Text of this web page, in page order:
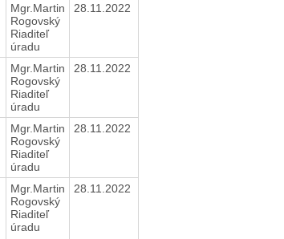
Mgr.Martin
Rogovský
Riaditeľ
úradu
28.11.2022
Mgr.Martin
Rogovský
Riaditeľ
úradu
28.11.2022
Mgr.Martin
Rogovský
Riaditeľ
úradu
28.11.2022
Mgr.Martin
Rogovský
Riaditeľ
úradu
28.11.2022